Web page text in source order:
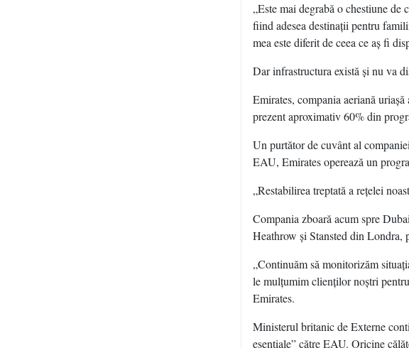
„Este mai degrabă o chestiune de
fiind adesea destinaţii pentru
mea este diferit de ceea ce aş fi
Dar infrastructura există şi nu va
Emirates, compania aeriană
prezent aproximativ 60% din
Un purtător de cuvânt al
EAU, Emirates operează un
„Restabilirea treptată a reţelei
Compania zboară acum spre
Heathrow şi Stansted din Londra,
„Continuăm să monitorizăm
le mulţumim clienţilor noştri
Emirates.
Ministerul britanic de Externe
esenţiale” către EAU. Oricine